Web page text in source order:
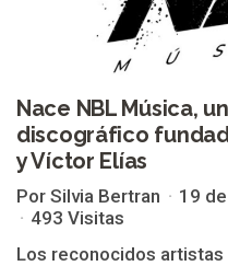
Nace NBL Música,
discográfico
y Víctor Elías
Por Silvia Bertran
19
493 Visitas
Los reconocidos artistas